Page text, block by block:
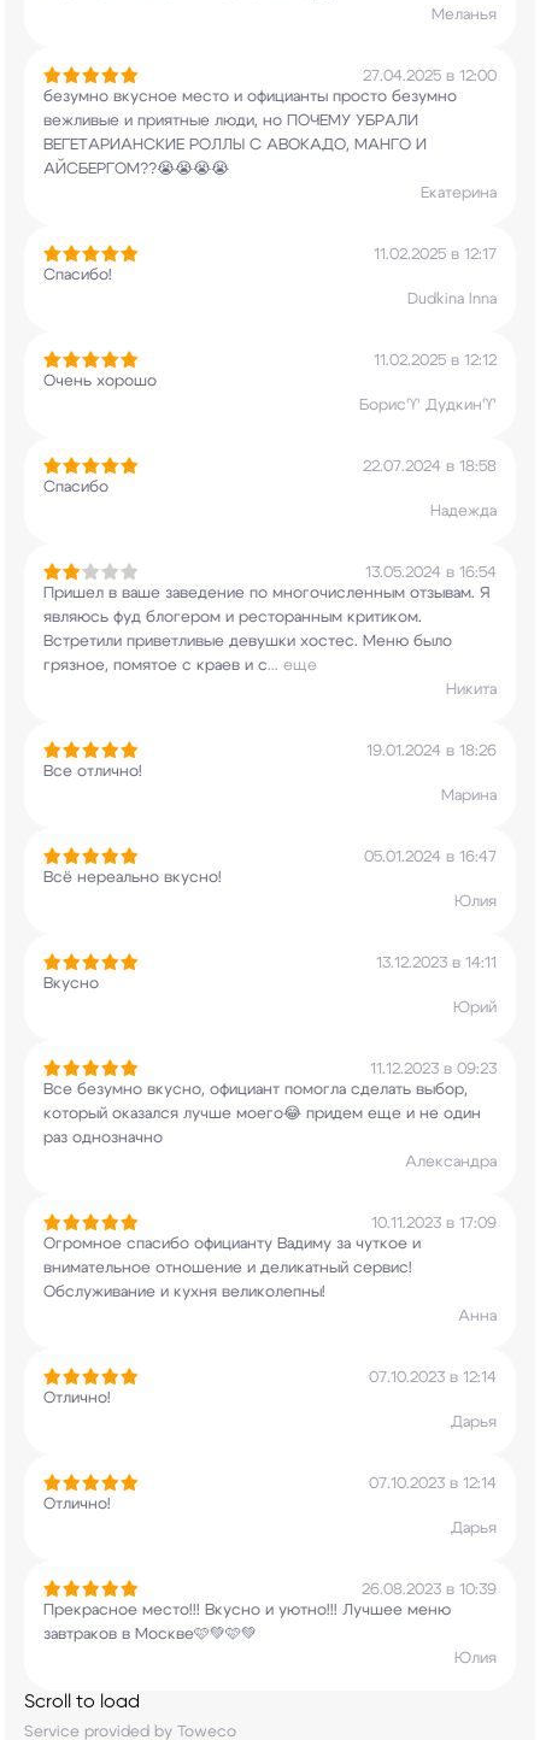
Меланья
27.04.2025 в 12:00
безумно вкусное место и официанты просто безумно
вежливые и приятные люди, но ПОЧЕМУ УБРАЛИ
ВЕГЕТАРИАНСКИЕ РОЛЛЫ С АВОКАДО, МАНГО И
АЙСБЕРГОМ??😭😭😭😭
Екатерина
11.02.2025 в 12:17
Спасибо!
Dudkina Inna
11.02.2025 в 12:12
Очень хорошо
Борис♈️ Дудкин♈️
22.07.2024 в 18:58
Спасибо
Надежда
13.05.2024 в 16:54
Пришел в ваше заведение по многочисленным отзывам. Я
являюсь фуд блогером и ресторанным критиком.
Встретили приветливые девушки хостес. Меню было
грязное, помятое с краев и с... еще
Никита
19.01.2024 в 18:26
Все отлично!
Марина
05.01.2024 в 16:47
Всё нереально вкусно!
Юлия
13.12.2023 в 14:11
Вкусно
Юрий
11.12.2023 в 09:23
Все безумно вкусно, официант помогла сделать выбор,
который оказался лучше моего😂 придем еще и не один
раз однозначно
Александра
10.11.2023 в 17:09
Огромное спасибо официанту Вадиму за чуткое и
внимательное отношение и деликатный сервис!
Обслуживание и кухня великолепны!
Анна
07.10.2023 в 12:14
Отлично!
Дарья
07.10.2023 в 12:14
Отлично!
Дарья
26.08.2023 в 10:39
Прекрасное место!!! Вкусно и уютно!!! Лучшее меню
завтраков в Москве🩷💚🩷💚
Юлия
Scroll to load
Service provided by Toweco